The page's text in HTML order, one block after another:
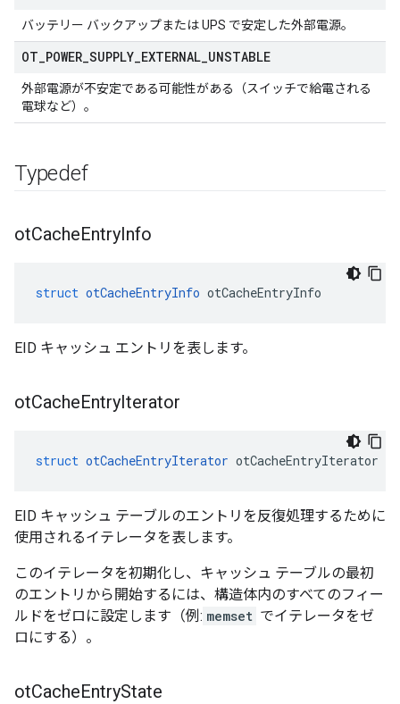
バッテリー バックアップまたは UPS で安定した外部電源。
OT POWER SUPPLY EXTERNAL UNSTABLE
外部電源が不安定である可能性がある（スイッチで給電される
電球など）。
Typedef
otCacheEntryInfo
struct otCacheEntryInfo otCacheEntryInfo
EID キャッシュ エントリを表します。
otCacheEntryIterator
struct otCacheEntryIterator otCacheEntryIterator
EID キャッシュ テーブルのエントリを反復処理するために
使用されるイテレータを表します。
このイテレータを初期化し、キャッシュ テーブルの最初
のエントリから開始するには、構造体内のすべてのフィー
ルドをゼロに設定します（例: memset でイテレータをゼ
ロにする）。
otCacheEntryState